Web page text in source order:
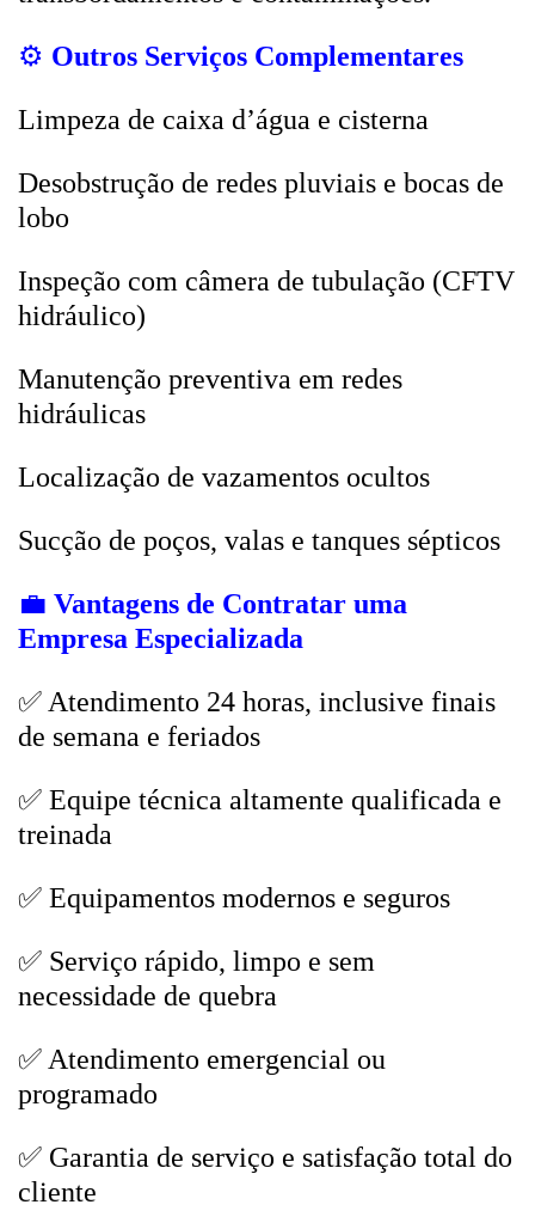
⚙️ Outros Serviços Complementares
Limpeza de caixa d’água e cisterna
Desobstrução de redes pluviais e bocas de
lobo
Inspeção com câmera de tubulação (CFTV
hidráulico)
Manutenção preventiva em redes
hidráulicas
Localização de vazamentos ocultos
Sucção de poços, valas e tanques sépticos
💼 Vantagens de Contratar uma
Empresa Especializada
✅ Atendimento 24 horas, inclusive finais
de semana e feriados
✅ Equipe técnica altamente qualificada e
treinada
✅ Equipamentos modernos e seguros
✅ Serviço rápido, limpo e sem
necessidade de quebra
✅ Atendimento emergencial ou
programado
✅ Garantia de serviço e satisfação total do
cliente